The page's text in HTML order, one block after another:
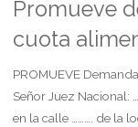
nulidad
absoluta
Promueve
cuota
PROMUEVE
Señor Juez Nacional:
en la calle ………. de la